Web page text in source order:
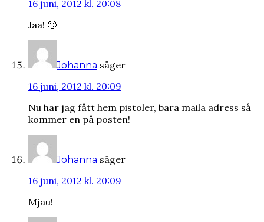
16 juni, 2012 kl. 20:08
Jaa! 🙂
Johanna säger
16 juni, 2012 kl. 20:09
Nu har jag fått hem pistoler, bara maila adress så
kommer en på posten!
Johanna säger
16 juni, 2012 kl. 20:09
Mjau!